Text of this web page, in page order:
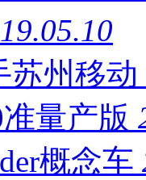
苏州移动
量产版
概念车